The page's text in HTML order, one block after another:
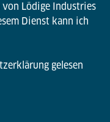
Lödige Industries
Dienst kann ich
gelesen